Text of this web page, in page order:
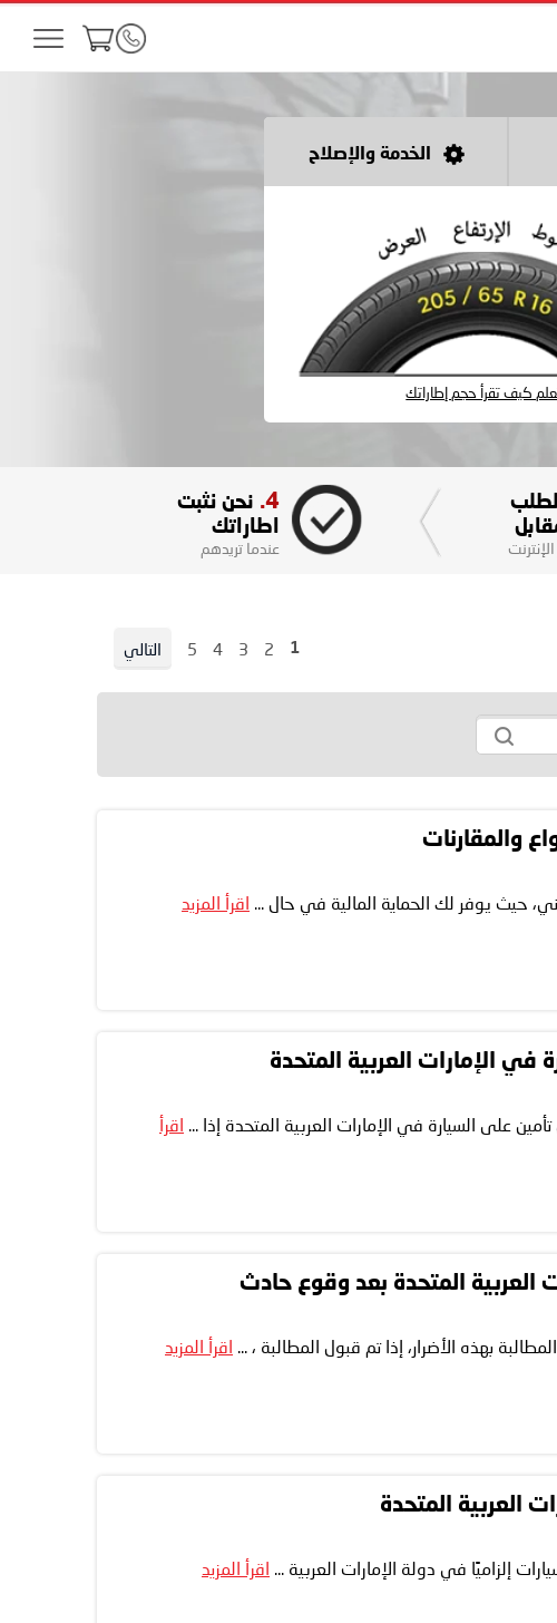
الخدمة والإصلاح
كيف تقرأ حجم إطاراتك
4. نحن نثبت
اطاراتك
عندما تريدهم
Page
You're currently reading page
1
Page
2
Page
3
Page
4
Page
5 التالي
والمقارنات
حيث يوفر لك الحماية المالية في حال ... اقرأ المزيد
الإمارات العربية المتحدة
اقرأ
العربية المتحدة بعد وقوع حادث
بهذه الأضرار، إذا تم قبول المطالبة ، ... اقرأ المزيد
إلزاميًا في دولة الإمارات العربية ... اقرأ المزيد